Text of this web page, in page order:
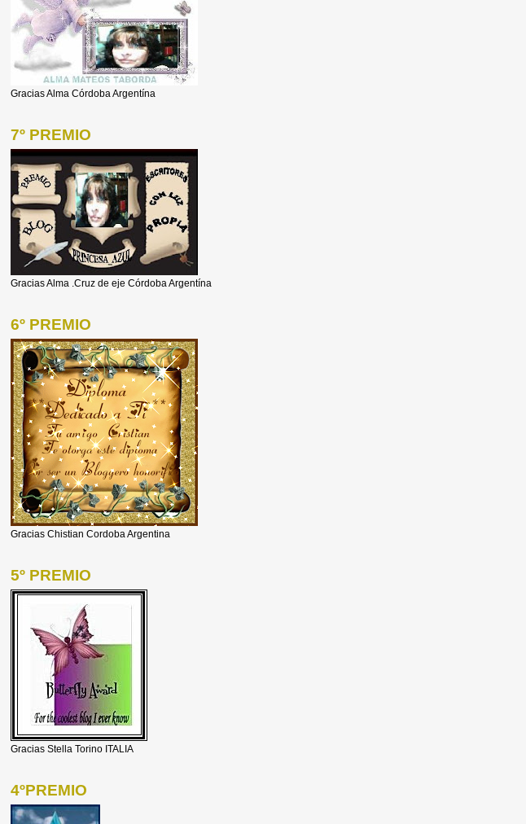
Gracias Alma Córdoba Argentína
7º PREMIO
Gracias Alma .Cruz de eje Córdoba Argentína
6º PREMIO
Gracias Chistian Cordoba Argentina
5º PREMIO
Gracias Stella Torino ITALIA
4ºPREMIO